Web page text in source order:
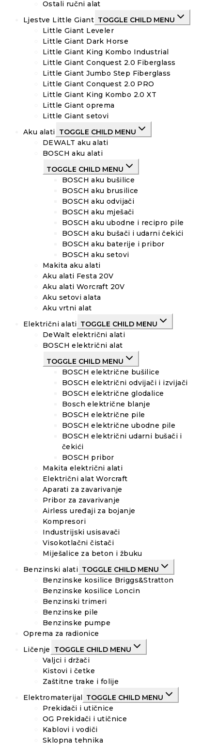
Ostali ručni alat
Ljestve Little Giant TOGGLE CHILD MENU
Little Giant Leveler
Little Giant Dark Horse
Little Giant King Kombo Industrial
Little Giant Conquest 2.0 Fiberglass
Little Giant Jumbo Step Fiberglass
Little Giant Conquest 2.0 PRO
Little Giant King Kombo 2.0 XT
Little Giant oprema
Little Giant setovi
Aku alati TOGGLE CHILD MENU
DEWALT aku alati
BOSCH aku alati
TOGGLE CHILD MENU
BOSCH aku bušilice
BOSCH aku brusilice
BOSCH aku odvijači
BOSCH aku mješači
BOSCH aku ubodne i recipro pile
BOSCH aku bušači i udarni čekići
BOSCH aku baterije i pribor
BOSCH aku setovi
Makita aku alati
Aku alati Festa 20V
Aku alati Worcraft 20V
Aku setovi alata
Aku vrtni alat
Električni alati TOGGLE CHILD MENU
DeWalt električni alati
BOSCH električni alat
TOGGLE CHILD MENU
BOSCH električne bušilice
BOSCH električni odvijači i izvijači
BOSCH električne glodalice
Bosch električne blanje
BOSCH električne pile
BOSCH električne ubodne pile
BOSCH električni udarni bušači i
čekići
BOSCH pribor
Makita električni alati
Električni alat Worcraft
Aparati za zavarivanje
Pribor za zavarivanje
Airless uređaji za bojanje
Kompresori
Industrijski usisavači
Visokotlačni čistači
Miješalice za beton i žbuku
Benzinski alati TOGGLE CHILD MENU
Benzinske kosilice Briggs&Stratton
Benzinske kosilice Loncin
Benzinski trimeri
Benzinske pile
Benzinske pumpe
Oprema za radionice
Ličenje
TOGGLE CHILD MENU
Valjci i držači
Kistovi i četke
Zaštitne trake i folije
Elektromaterijal
TOGGLE CHILD MENU
Prekidači i utičnice
OG Prekidači i utičnice
Kablovi i vodiči
Sklopna tehnika